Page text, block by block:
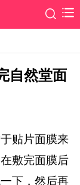
自然堂面
贴片面膜来
敷完面膜后
下，然后再